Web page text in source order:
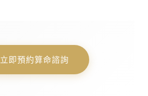
立即預約算命諮詢